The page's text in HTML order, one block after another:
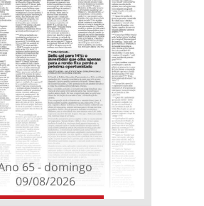
65 - domingo
09/08/2026